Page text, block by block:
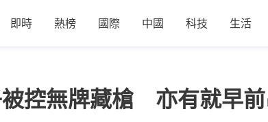
即時 熱榜 國際 中國 科技 生活
被控無牌藏槍 亦有就早